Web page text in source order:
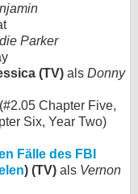
Parker
(TV) als Donny
Chapter Five,
Six, Year Two)
Fälle des FBI
) (TV) als Vernon